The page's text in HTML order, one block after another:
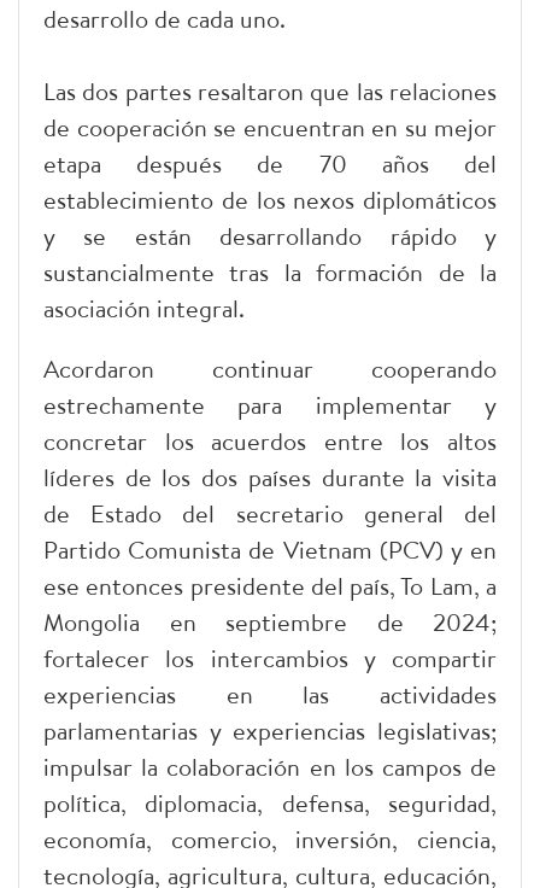
desarrollo de cada uno.
Las dos partes resaltaron que las relaciones
de cooperación se encuentran en su mejor
etapa después de 70 años del
establecimiento de los nexos diplomáticos
y se están desarrollando rápido y
sustancialmente tras la formación de la
asociación integral.
Acordaron continuar cooperando
estrechamente para implementar y
concretar los acuerdos entre los altos
líderes de los dos países durante la visita
de Estado del secretario general del
Partido Comunista de Vietnam (PCV) y en
ese entonces presidente del país, To Lam, a
Mongolia en septiembre de 2024;
fortalecer los intercambios y compartir
experiencias en las actividades
parlamentarias y experiencias legislativas;
impulsar la colaboración en los campos de
política, diplomacia, defensa, seguridad,
economía, comercio, inversión, ciencia,
tecnología, agricultura, cultura, educación,